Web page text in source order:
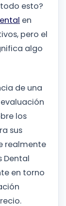
esto?
en
pero el
algo
de una
los
sus
realmente
Dental
en torno